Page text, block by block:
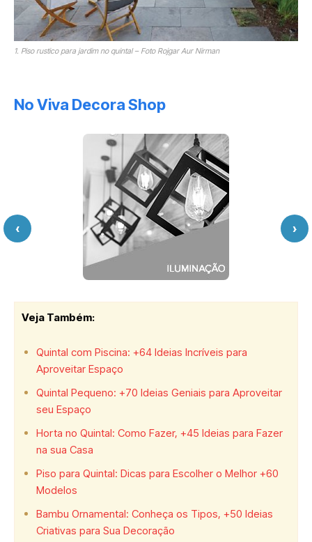
1. Piso rustico para jardim no quintal – Foto Rojgar Aur Nirman
No Viva Decora Shop
‹ ›
Veja Também:
Quintal com Piscina: +64 Ideias Incríveis para
Aproveitar Espaço
Quintal Pequeno: +70 Ideias Geniais para Aproveitar
seu Espaço
Horta no Quintal: Como Fazer, +45 Ideias para Fazer
na sua Casa
Piso para Quintal: Dicas para Escolher o Melhor +60
Modelos
Bambu Ornamental: Conheça os Tipos, +50 Ideias
Criativas para Sua Decoração